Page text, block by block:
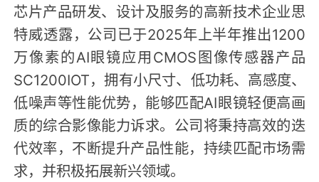
芯片产品研发、设计及服务的高新技术企业思
特威透露，公司已于2025年上半年推出1200
万像素的AI眼镜应用CMOS图像传感器产品
SC1200IOT，拥有小尺寸、低功耗、高感度、
低噪声等性能优势，能够匹配AI眼镜轻便高画
质的综合影像能力诉求。公司将秉持高效的迭
代效率，不断提升产品性能，持续匹配市场需
求，并积极拓展新兴领域。